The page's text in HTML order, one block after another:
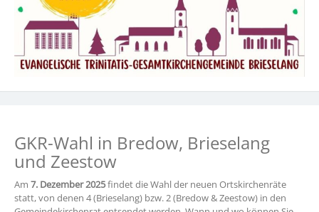
GKR-Wahl in Bredow, Brieselang
und Zeestow
Am 7. Dezember 2025findet die Wahl der neuen Ortskirchenräte
statt, von denen 4 (Brieselang) bzw. 2 (Bredow & Zeestow) in den